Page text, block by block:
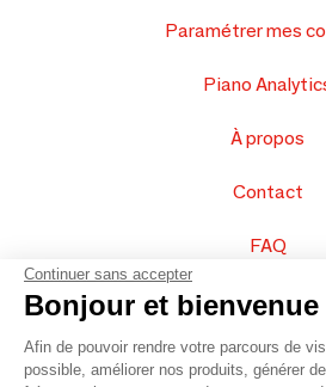
Paramétrer mes
Piano
À propos
Contact
FAQ
Vendez vos
Plan du site
Continuer sans accepter
Bonjour et bienvenue
Afin de pouvoir rendre votre parcours de
possible, améliorer nos produits, générer